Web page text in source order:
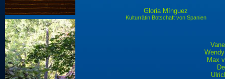
Gloria Mínguez
Kulturrätin Botschaft von Spanien
Max